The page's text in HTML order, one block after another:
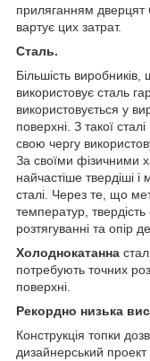
приляганням дверцят
вартує цих затрат.
Сталь.
Більшість виробників,
використовує сталь
використовується у
поверхні. З такої
свою чергу
За своїми фізичними
найчастіше твердіші і
сталі. Через те, що
температур, твердість
розтягуванні та опір
Холоднокатанна
потребують точних
поверхні.
Рекордно низька
Конструкція топки
дизайнерський проект